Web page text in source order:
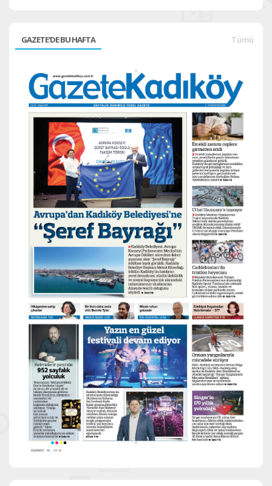
GAZETE'DE BU HAFTA Tümü